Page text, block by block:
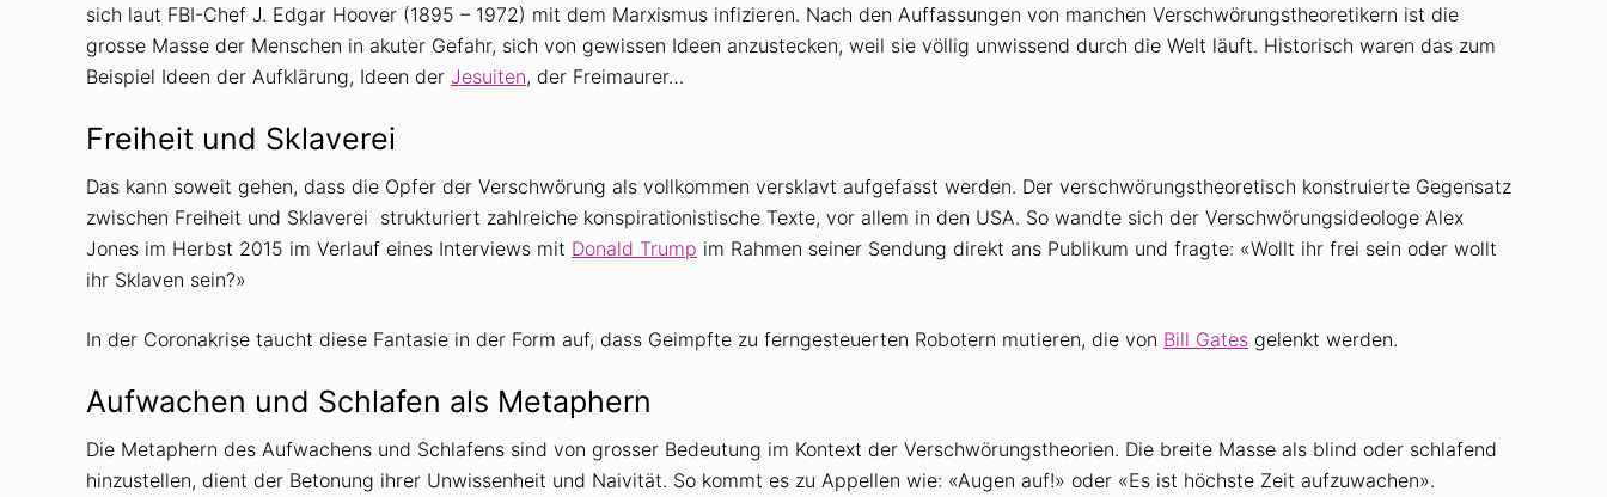
sich laut FBI-Chef J. Edgar Hoover (1895 – 1972) mit dem Marxismus infizieren. Nach den Auffassungen von manchen Verschwörungstheoretikern ist die
grosse Masse der Menschen in akuter Gefahr, sich von gewissen Ideen anzustecken, weil sie völlig unwissend durch die Welt läuft. Historisch waren das zum
Beispiel Ideen der Aufklärung, Ideen der Jesuiten, der Freimaurer…
Freiheit und Sklaverei
Das kann soweit gehen, dass die Opfer der Verschwörung als vollkommen versklavt aufgefasst werden. Der verschwörungstheoretisch konstruierte Gegensatz
zwischen Freiheit und Sklaverei strukturiert zahlreiche konspirationistische Texte, vor allem in den USA. So wandte sich der Verschwörungsideologe Alex
Jones im Herbst 2015 im Verlauf eines Interviews mit Donald Trump im Rahmen seiner Sendung direkt ans Publikum und fragte: «Wollt ihr frei sein oder wollt
ihr Sklaven sein?»
In der Coronakrise taucht diese Fantasie in der Form auf, dass Geimpfte zu ferngesteuerten Robotern mutieren, die von Bill Gates gelenkt werden.
Aufwachen und Schlafen als Metaphern
Die Metaphern des Aufwachens und Schlafens sind von grosser Bedeutung im Kontext der Verschwörungstheorien. Die breite Masse als blind oder schlafend
hinzustellen, dient der Betonung ihrer Unwissenheit und Naivität. So kommt es zu Appellen wie: «Augen auf!» oder «Es ist höchste Zeit aufzuwachen».